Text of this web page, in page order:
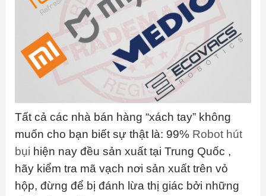
Tất cả các nhà bán hàng “xách tay” không
muốn cho bạn biết sự thật là: 99% Robot hút
bụi hiện nay đều sản xuất tại Trung Quốc ,
hãy kiểm tra mã vạch nơi sản xuất trên vỏ
hộp, đừng để bị đánh lừa thị giác bởi những